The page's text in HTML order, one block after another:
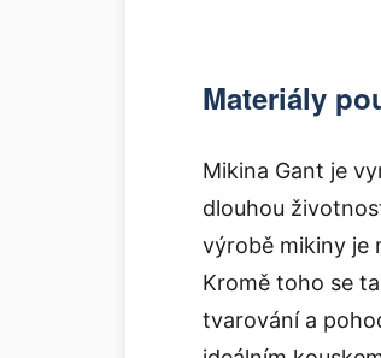
Materiály
Mikina Gant je
dlouhou
výrobě mikiny je
Kromě toho se
tvarování a